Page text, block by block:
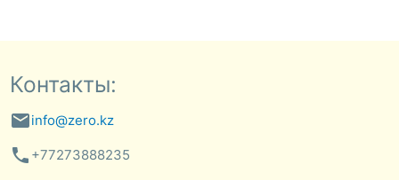
Контакты:
emailinfo@zero.kz
phone +77273888235